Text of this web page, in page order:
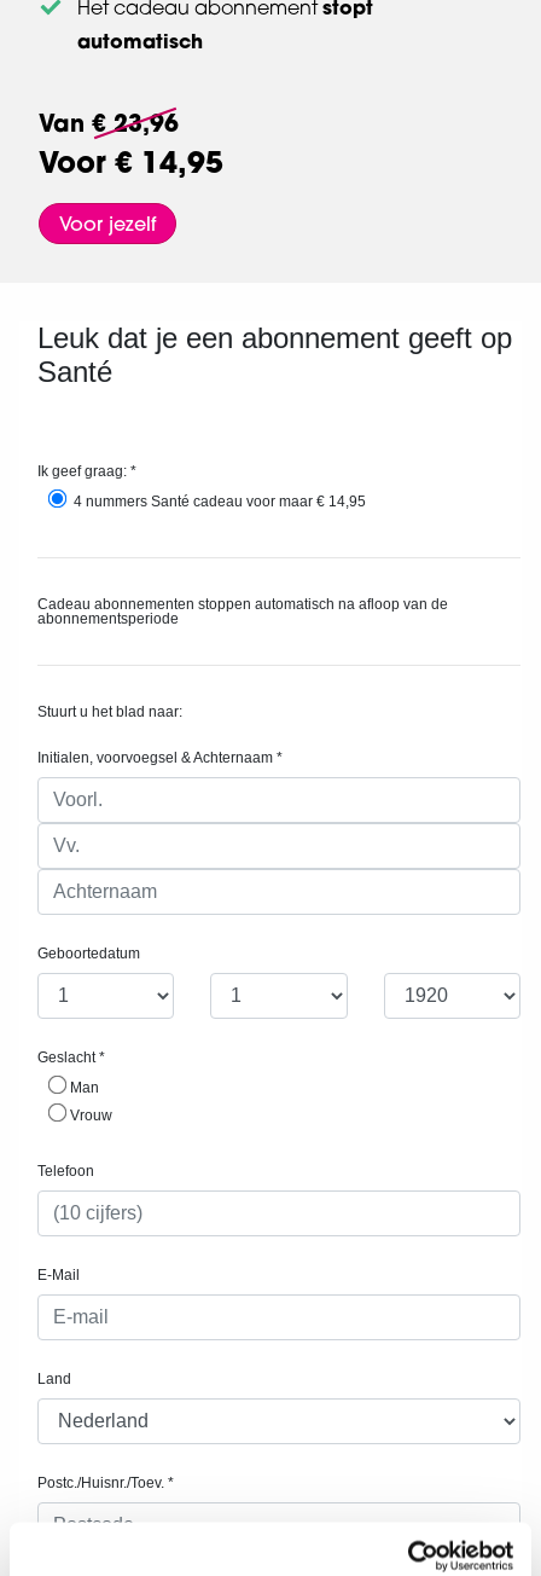
Het cadeau abonnementstopt
automatisch
Van € 23,96
Voor € 14,95
Voor jezelf